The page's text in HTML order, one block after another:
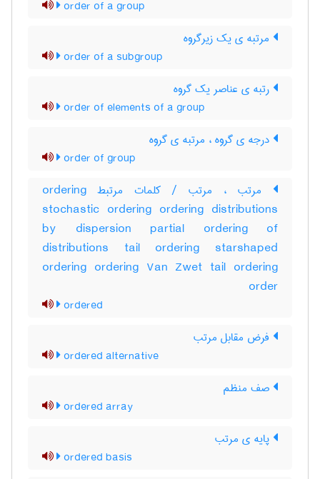
order of a group
مرتبه ی یک زیرگروه
order of a subgroup
رتبه ی عناصر یک گروه
order of elements of a group
درجه ی گروه ، مرتبه ی گروه
order of group
مرتب ، مرتب / کلمات مرتبط ordering
stochastic ordering ordering distributions
by dispersion partial ordering of
distributions tail ordering starshaped
ordering ordering Van Zwet tail ordering
order
ordered
فرض مقابل مرتب
ordered alternative
صف منظم
ordered array
پایه ی مرتب
ordered basis